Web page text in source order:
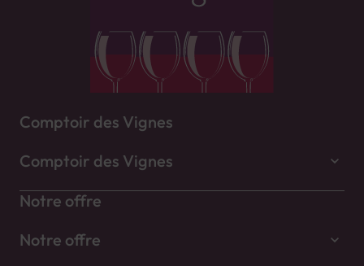
Comptoir des Vignes
Comptoir des Vignes
Notre offre
Notre offre